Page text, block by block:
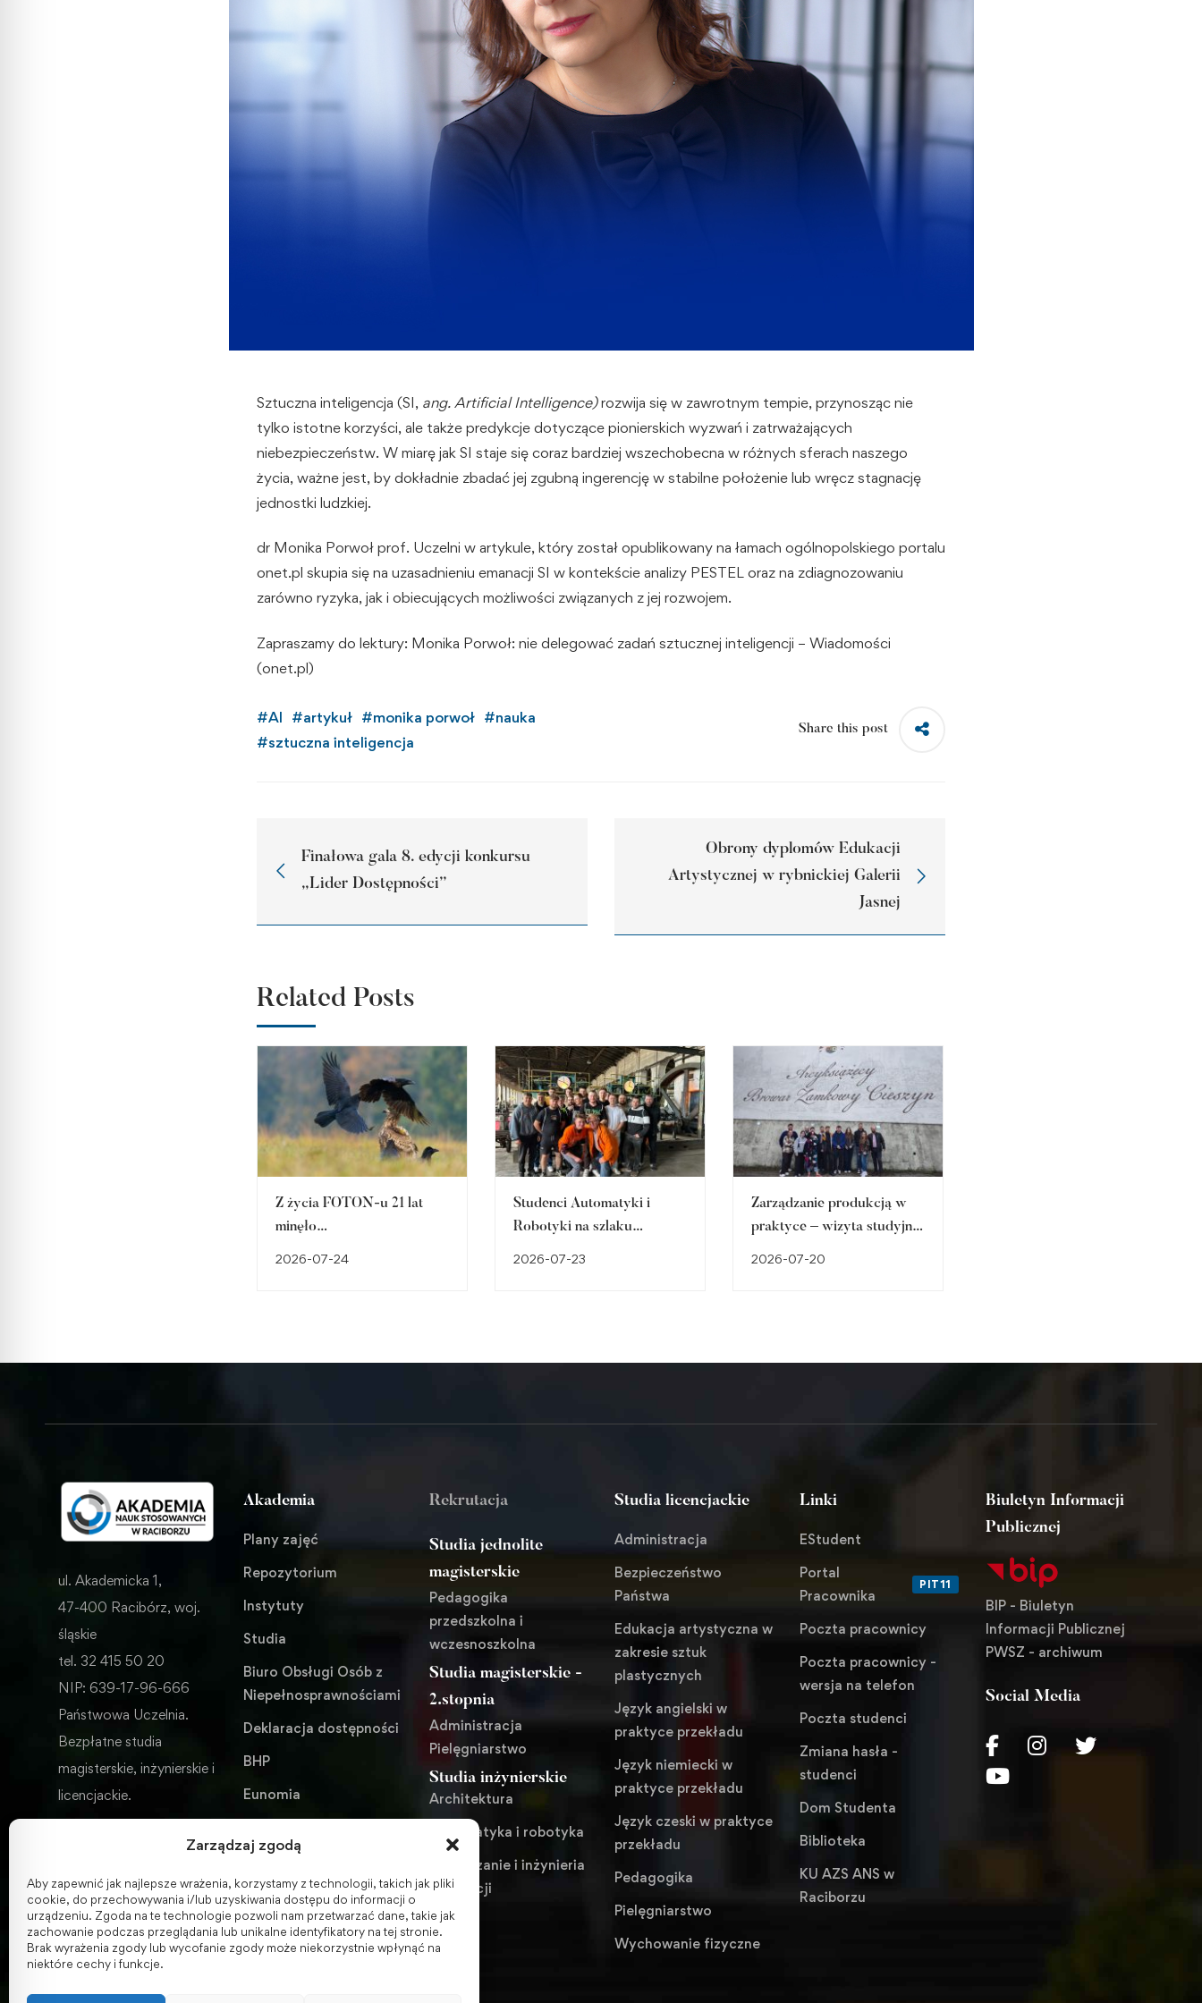
Zarządzaj zgodą
Aby zapewnić jak najlepsze wrażenia, korzystamy z technologii, takich jak pliki
cookie, do przechowywania i/lub uzyskiwania dostępu do informacji o
urządzeniu. Zgoda na te technologie pozwoli nam przetwarzać dane, takie jak
zachowanie podczas przeglądania lub unikalne identyfikatory na tej stronie.
Brak wyrażenia zgody lub wycofanie zgody może niekorzystnie wpłynąć na
niektóre cechy i funkcje.
Sztuczna inteligencja (SI, ang. Artificial Intelligence)rozwija się w zawrotnym tempie, przynosząc nie
tylko istotne korzyści, ale także predykcje dotyczące pionierskich wyzwań i zatrważających
niebezpieczeństw. W miarę jak SI staje się coraz bardziej wszechobecna w różnych sferach naszego
życia, ważne jest, by dokładnie zbadać jej zgubną ingerencję w stabilne położenie lub wręcz stagnację
jednostki ludzkiej.
dr Monika Porwoł prof. Uczelni w artykule, który został opublikowany na łamach ogólnopolskiego portalu
onet.pl skupia się na uzasadnieniu emanacji SI w kontekście analizy PESTEL oraz na zdiagnozowaniu
zarówno ryzyka, jak i obiecujących możliwości związanych z jej rozwojem.
Zapraszamy do lektury: Monika Porwoł: nie delegować zadań sztucznej inteligencji – Wiadomości
(onet.pl)
#AI #artykuł #monika porwoł #nauka
#sztuczna inteligencja
Share this post
Finałowa gala 8. edycji konkursu
„Lider Dostępności”
Obrony dyplomów Edukacji
Artystycznej w rybnickiej Galerii
Jasnej
Related Posts
Z życia FOTON-u 21 lat
minęło…
2026-07-24
Studenci Automatyki i
Robotyki na szlaku
2026-07-23
Zarządzanie produkcją w
praktyce – wizyta studyjna
2026-07-20
ul. Akademicka 1,
47-400 Racibórz, woj.
śląskie
tel. 32 415 50 20
NIP: 639-17-96-666
Państwowa Uczelnia.
Bezpłatne studia
magisterskie, inżynierskie i
licencjackie.
Akademia
Plany zajęć
Repozytorium
Instytuty
Studia
Biuro Obsługi Osób z
Niepełnosprawnościami
Deklaracja dostępności
BHP
Eunomia
ENGLISH VERSION
Rekrutacja
Studia jednolite
magisterskie
Pedagogika
przedszkolna i
wczesnoszkolna
Studia magisterskie -
2.stopnia
Administracja
Pielęgniarstwo
Studia inżynierskie
Architektura
Automatyka i robotyka
Zarządzanie i inżynieria
produkcji
Studia licencjackie
Administracja
Bezpieczeństwo
Państwa
Edukacja artystyczna w
zakresie sztuk
plastycznych
Język angielski w
praktyce przekładu
Język niemiecki w
praktyce przekładu
Język czeski w praktyce
przekładu
Pedagogika
Pielęgniarstwo
Wychowanie fizyczne
Linki
EStudent
Portal
Pracownika
PIT11
Poczta pracownicy
Poczta pracownicy -
wersja na telefon
Poczta studenci
Zmiana hasła -
studenci
Dom Studenta
Biblioteka
KU AZS ANS w
Raciborzu
Biuletyn Informacji
Publicznej
BIP - Biuletyn
Informacji Publicznej
PWSZ - archiwum
Social Media